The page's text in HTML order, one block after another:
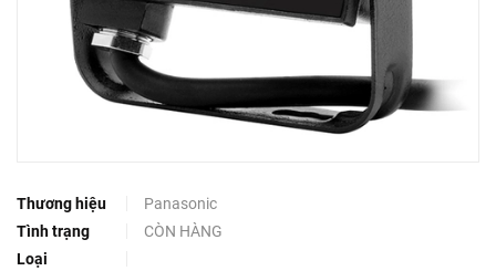
Thương hiệu
Panasonic
Tình trạng
CÒN HÀNG
Loại